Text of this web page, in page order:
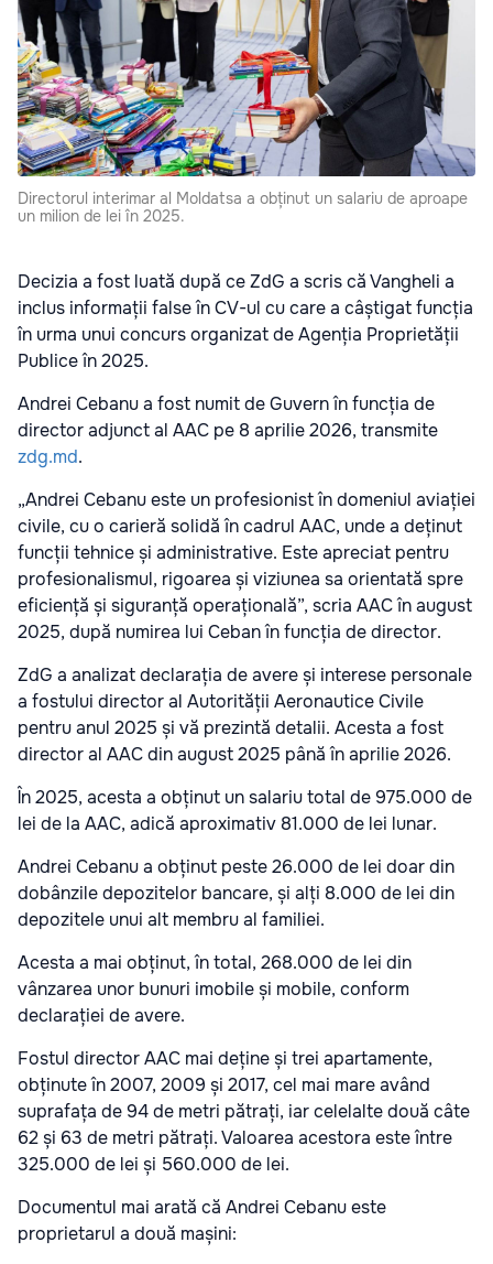
Directorul interimar al Moldatsa a obținut un salariu de aproape
un milion de lei în 2025.
Decizia a fost luată după ce ZdG a scris că Vangheli a
inclus informații false în CV-ul cu care a câștigat funcția
în urma unui concurs organizat de Agenția Proprietății
Publice în 2025.
Andrei Cebanu a fost numit de Guvern în funcția de
director adjunct al AAC pe 8 aprilie 2026, transmite
zdg.md.
„Andrei Cebanu este un profesionist în domeniul aviației
civile, cu o carieră solidă în cadrul AAC, unde a deținut
funcții tehnice și administrative. Este apreciat pentru
profesionalismul, rigoarea și viziunea sa orientată spre
eficiență și siguranță operațională”, scria AAC în august
2025, după numirea lui Ceban în funcția de director.
ZdG a analizat declarația de avere și interese personale
a fostului director al Autorității Aeronautice Civile
pentru anul 2025 și vă prezintă detalii. Acesta a fost
director al AAC din august 2025 până în aprilie 2026.
În 2025, acesta a obținut un salariu total de 975.000 de
lei de la AAC, adică aproximativ 81.000 de lei lunar.
Andrei Cebanu a obținut peste 26.000 de lei doar din
dobânzile depozitelor bancare, și alți 8.000 de lei din
depozitele unui alt membru al familiei.
Acesta a mai obținut, în total, 268.000 de lei din
vânzarea unor bunuri imobile și mobile, conform
declarației de avere.
Fostul director AAC mai deține și trei apartamente,
obținute în 2007, 2009 și 2017, cel mai mare având
suprafața de 94 de metri pătrați, iar celelalte două câte
62 și 63 de metri pătrați. Valoarea acestora este între
325.000 de lei și 560.000 de lei.
Documentul mai arată că Andrei Cebanu este
proprietarul a două mașini: